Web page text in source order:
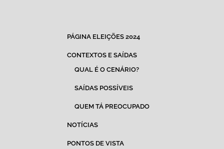
PÁGINA ELEIÇÕES 2024
CONTEXTOS E SAÍDAS
QUAL É O CENÁRIO?
SAÍDAS POSSÍVEIS
QUEM TÁ PREOCUPADO
NOTÍCIAS
PONTOS DE VISTA